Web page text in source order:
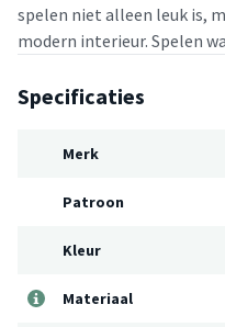
spelen niet alleen leuk is,
modern interieur. Spelen
Specificaties
Merk
Patroon
Kleur
Materiaal